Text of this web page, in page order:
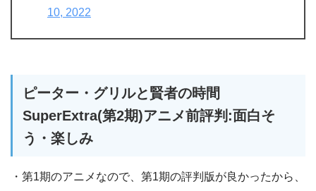
10, 2022
ピーター・グリルと賢者の時間
SuperExtra(第2期)アニメ前評判:面白そ
う・楽しみ
・第1期のアニメなので、第1期の評判版が良かったから、